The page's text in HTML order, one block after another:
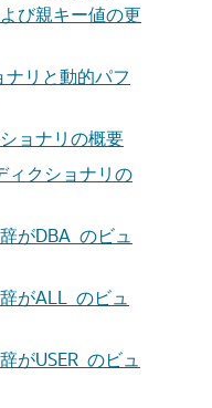
び親キー値の更
リと動的パフ
ョナリの概要
ィクショナリの
がDBA_のビュ
がALL_のビュ
がUSER_のビュ